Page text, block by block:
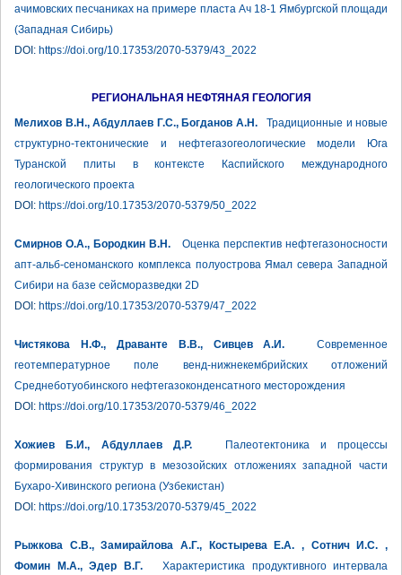
ачимовских песчаниках на примере пласта Ач 18-1 Ямбургской площади
(Западная Сибирь)
DOI: https://doi.org/10.17353/2070-5379/43_2022
РЕГИОНАЛЬНАЯ НЕФТЯНАЯ ГЕОЛОГИЯ
Мелихов В.Н., Абдуллаев Г.С., Богданов А.Н.Традиционные и новые
структурно-тектонические и нефтегазогеологические модели Юга
Туранской плиты в контексте Каспийского международного
геологического проекта
DOI: https://doi.org/10.17353/2070-5379/50_2022
Смирнов О.А., Бородкин В.Н. Оценка перспектив нефтегазоносности
апт-альб-сеноманского комплекса полуострова Ямал севера Западной
Сибири на базе сейсморазведки 2D
DOI: https://doi.org/10.17353/2070-5379/47_2022
Чистякова Н.Ф., Драванте В.В., Сивцев А.И. Современное
геотемпературное поле венд-нижнекембрийских отложений
Среднеботуобинского нефтегазоконденсатного месторождения
DOI: https://doi.org/10.17353/2070-5379/46_2022
Хожиев Б.И., Абдуллаев Д.Р.Палеотектоника и процессы
формирования структур в мезозойских отложениях западной части
Бухаро-Хивинского региона (Узбекистан)
DOI: https://doi.org/10.17353/2070-5379/45_2022
Рыжкова С.В., Замирайлова А.Г., Костырева Е.А. , Сотнич И.С. ,
Фомин М.А., Эдер В.Г.Характеристика продуктивного интервала